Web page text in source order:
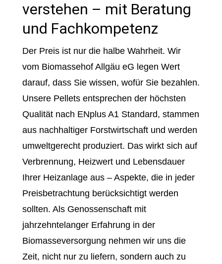
verstehen – mit Beratung
und Fachkompetenz
Der Preis ist nur die halbe Wahrheit. Wir
vom Biomassehof Allgäu eG legen Wert
darauf, dass Sie wissen, wofür Sie bezahlen.
Unsere Pellets entsprechen der höchsten
Qualität nach ENplus A1 Standard, stammen
aus nachhaltiger Forstwirtschaft und werden
umweltgerecht produziert. Das wirkt sich auf
Verbrennung, Heizwert und Lebensdauer
Ihrer Heizanlage aus – Aspekte, die in jeder
Preisbetrachtung berücksichtigt werden
sollten. Als Genossenschaft mit
jahrzehntelanger Erfahrung in der
Biomasseversorgung nehmen wir uns die
Zeit, nicht nur zu liefern, sondern auch zu